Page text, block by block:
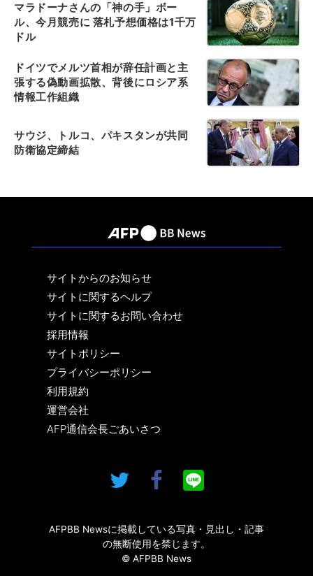
マラドーナさんの「神の手」ボー
ル、今月競売に 落札予想価格は1千万
ドル
ドイツでメルツ首相が辞任計画と主
張する偽動画拡散、背後にロシア系
情報工作組織
サウジ、トルコ、パキスタンが共同
防衛協定締結
サイトからのお知らせ
サイトに関するヘルプ
サイトに関するお問い合わせ
採用情報
サイトポリシー
プライバシーポリシー
利用規約
運営会社
AFP通信会長ごあいさつ
AFPBB Newsに掲載している写真・見出し・記事
の無断使用を禁じます。
© AFPBB News